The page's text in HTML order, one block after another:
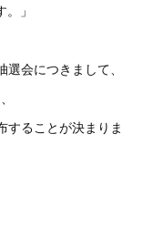
」
会につきまして、
することが決まりま